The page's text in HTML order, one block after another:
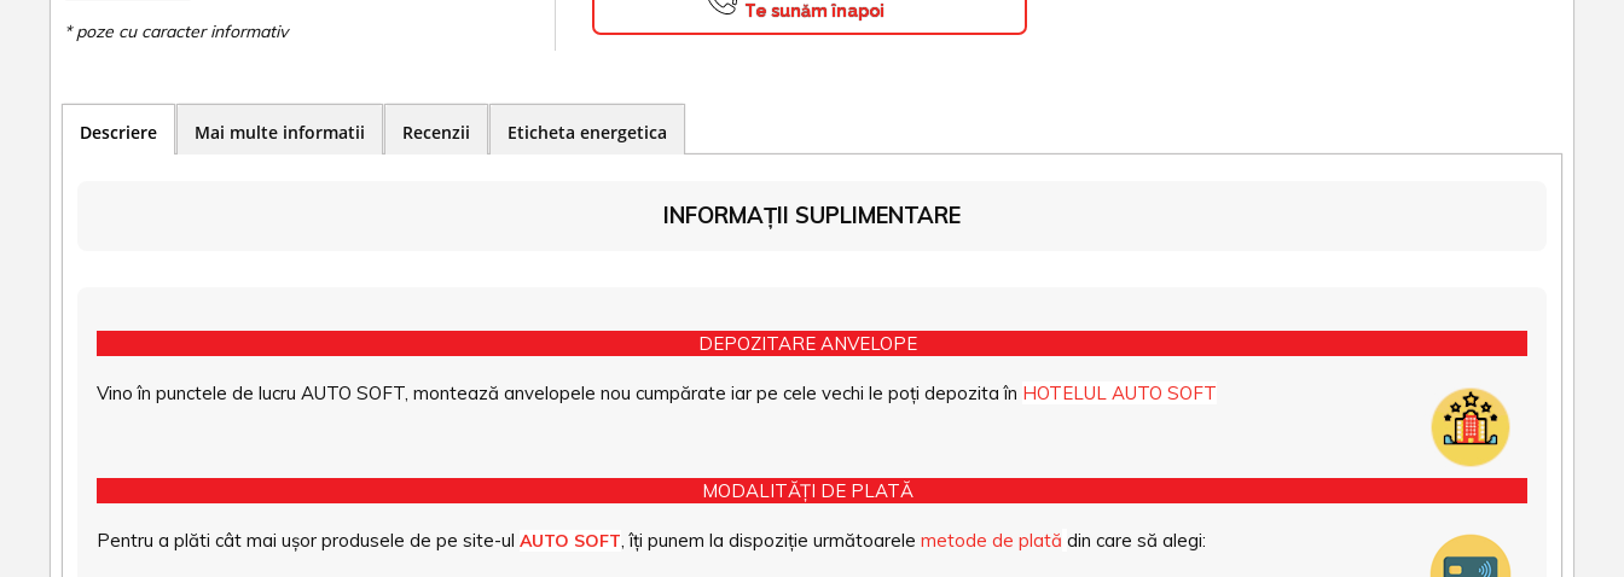
Te sunăm înapoi
Descriere Mai multe informatii Recenzii Eticheta energetica
INFORMAȚII SUPLIMENTARE
DEPOZITARE ANVELOPE
Vino în punctele de lucru AUTO SOFT, montează anvelopele nou cumpărate iar pe cele vechi le poți depozita în HOTELUL AUTO SOFT
MODALITĂȚI DE PLATĂ
Pentru a plăti cât mai ușor produsele de pe site-ul AUTO SOFT, îți punem la dispoziție următoarele metode de plată din care să alegi: